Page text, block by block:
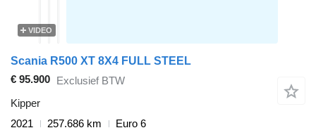
VIDEO
Scania R500 XT 8X4 FULL STEEL
€ 95.900 Exclusief BTW
Kipper
2021
257.686 km
Euro 6